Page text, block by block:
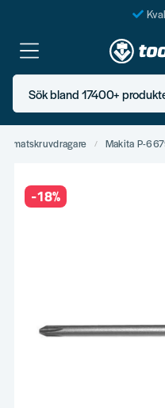
En
Sök bland 17400+ produkter..
Makita P-
-18%